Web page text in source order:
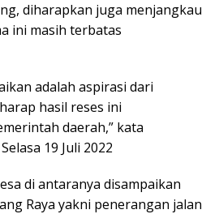
diharapkan juga menjangkau
ini masih terbatas
adalah aspirasi dari
hasil reses ini
daerah,” kata
19 Juli 2022
di antaranya disampaikan
Raya yakni penerangan jalan